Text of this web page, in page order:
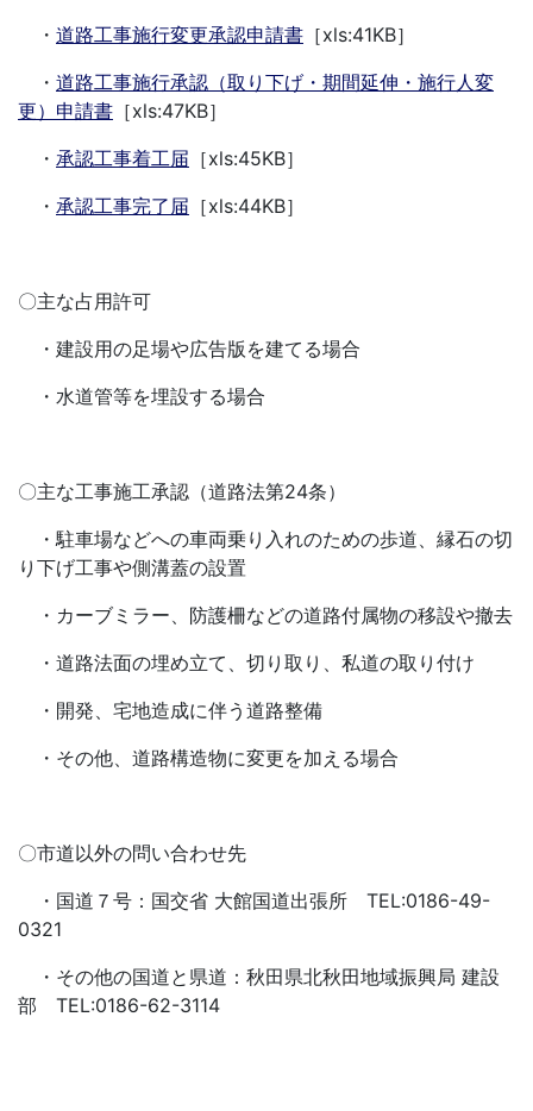
・ 道路工事施行変更承認申請書 ［xls:41KB］
・ 道路工事施行承認（取り下げ・期間延伸・施行人変
更）申請書 ［xls:47KB］
・ 承認工事着工届 ［xls:45KB］
・ 承認工事完了届 ［xls:44KB］
〇主な占用許可
・建設用の足場や広告版を建てる場合
・水道管等を埋設する場合
〇主な工事施工承認（道路法第24条）
・駐車場などへの車両乗り入れのための歩道、縁石の切
り下げ工事や側溝蓋の設置
・カーブミラー、防護柵などの道路付属物の移設や撤去
・道路法面の埋め立て、切り取り、私道の取り付け
・開発、宅地造成に伴う道路整備
・その他、道路構造物に変更を加える場合
〇市道以外の問い合わせ先
・国道７号：国交省 大館国道出張所 TEL:0186-49-
0321
・その他の国道と県道：秋田県北秋田地域振興局 建設
部 TEL:0186-62-3114